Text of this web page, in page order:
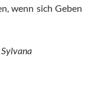
wenn sich Geben
Sylvana